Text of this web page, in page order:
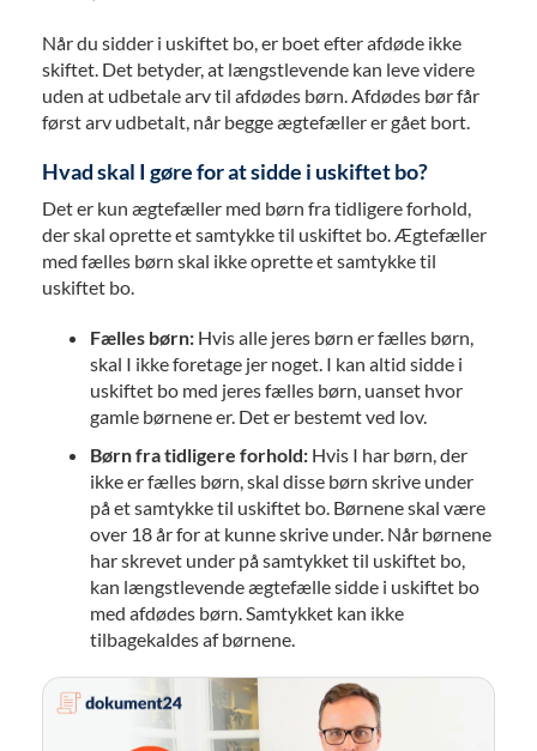
Når du sidder i uskiftet bo, er boet efter afdøde ikke
skiftet. Det betyder, at længstlevende kan leve videre
uden at udbetale arv til afdødes børn. Afdødes bør får
først arv udbetalt, når begge ægtefæller er gået bort.
Hvad skal I gøre for at sidde i uskiftet bo?
Det er kun ægtefæller med børn fra tidligere forhold,
der skal oprette et samtykke til uskiftet bo. Ægtefæller
med fælles børn skal ikke oprette et samtykke til
uskiftet bo.
Fælles børn: Hvis alle jeres børn er fælles børn,
skal I ikke foretage jer noget. I kan altid sidde i
uskiftet bo med jeres fælles børn, uanset hvor
gamle børnene er. Det er bestemt ved lov.
Børn fra tidligere forhold: Hvis I har børn, der
ikke er fælles børn, skal disse børn skrive under
på et samtykke til uskiftet bo. Børnene skal være
over 18 år for at kunne skrive under. Når børnene
har skrevet under på samtykket til uskiftet bo,
kan længstlevende ægtefælle sidde i uskiftet bo
med afdødes børn. Samtykket kan ikke
tilbagekaldes af børnene.